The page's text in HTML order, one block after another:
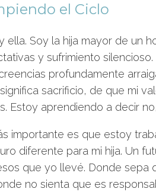
el Ciclo
ella. Soy la hija mayor de un
y sufrimiento
profundamente
sacrificio, de que mi
Estoy aprendiendo a decir
importante es que estoy
diferente para mi hija. Un
que yo llevé. Donde sepa
no sienta que es